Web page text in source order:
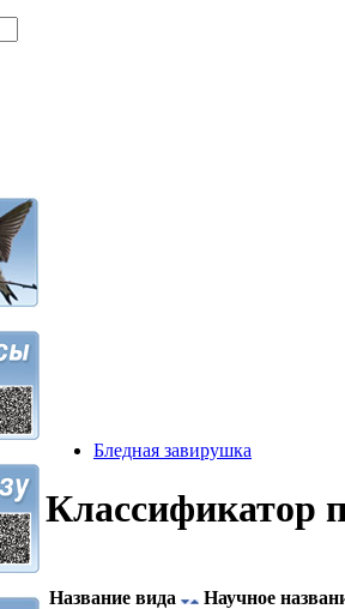
Бледная завирушка
Классификатор
Название вида Научное